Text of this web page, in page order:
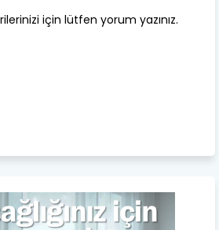
için lütfen yorum yazınız.